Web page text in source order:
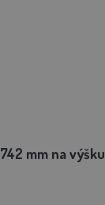
742 mm na výšku